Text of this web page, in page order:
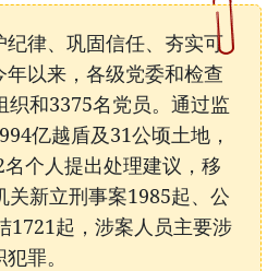
律、巩固信任、夯实可
以来，各级党委和检查
织和3375名党员。通过监
亿越盾及31公顷土地，
个人提出处理建议，移
关新立刑事案1985起、公
1721起，涉案人员主要涉
罪。